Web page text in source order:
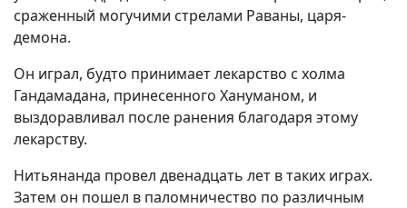
сраженный могучими стрелами Раваны, царя-
демона.
Он играл, будто принимает лекарство с холма
Гандамадана, принесенного Хануманом, и
выздоравливал после ранения благодаря этому
лекарству.
Нитьянанда провел двенадцать лет в таких играх.
Затем он пошел в паломничество по различным